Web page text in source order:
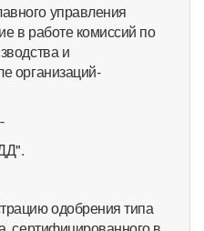
управления
в работе комиссий по
и
организаций-
одобрения типа